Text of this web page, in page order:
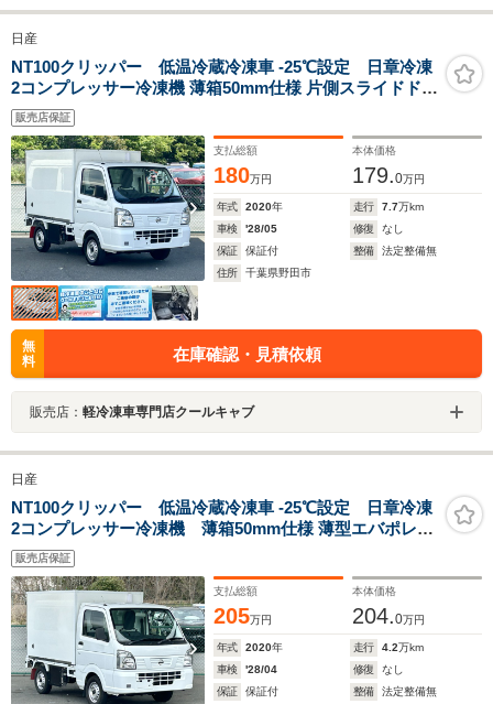
日産
NT100クリッパー 低温冷蔵冷凍車 -25℃設定 日章冷凍
2コンプレッサー冷凍機 薄箱50mm仕様 片側スライドドア
リヤロックロッド扉 助手席エアバッグ ABS 左右90度ス
トッパー 樹脂製スノコ 庫内ライト 荷箱カギ
販売店保証
支払総額
180万円
本体価格
179.0万円
年式 2020年 走行 7.7万km
車検
'28/05 修復
なし
保証
保証付 整備
法定整備無
住所
千葉県野田市
無
料
在庫確認・見積依頼
販売店： 軽冷凍車専門店クールキャブ
日産
NT100クリッパー 低温冷蔵冷凍車 -25℃設定 日章冷凍
2コンプレッサー冷凍機 薄箱50mm仕様 薄型エバポレー
タ 片側スライドドア リヤロックロッド扉 ABS 助手席エ
アバッグ 左右90度ストッパー 樹脂製スノコ 庫内ライト
荷箱カギ
販売店保証
支払総額
205万円
本体価格
204.0万円
年式 2020年 走行 4.2万km
車検
'28/04 修復
なし
保証
保証付 整備
法定整備無